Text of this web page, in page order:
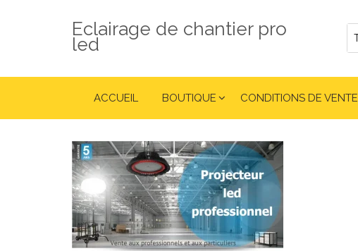
Eclairage de chantier pro
led
ACCUEIL BOUTIQUE CONDITIONS DE VENTE